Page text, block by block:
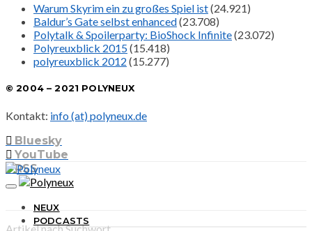
Warum Skyrim ein zu großes Spiel ist(24.921)
Baldur’s Gate selbst enhanced(23.708)
Polytalk & Spoilerparty: BioShock Infinite(23.072)
Polyreuxblick 2015(15.418)
polyreuxblick 2012 (15.277)
© 2004 – 2021 POLYNEUX
Kontakt: info (at) polyneux.de
Bluesky
YouTube
RSS
NEUX
PODCASTS